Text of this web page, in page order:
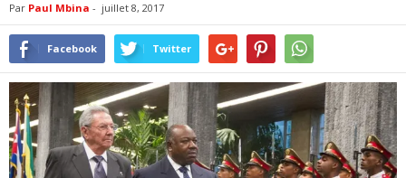
Par Paul Mbina - juillet 8, 2017
Facebook Twitter